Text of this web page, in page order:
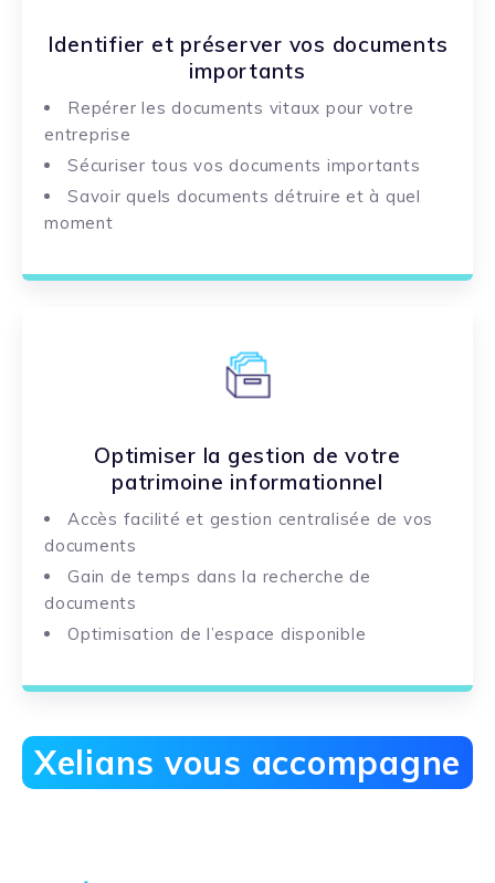
Identifier et préserver vos documents
importants
Repérer les documents vitaux pour votre
entreprise
Sécuriser tous vos documents importants
Savoir quels documents détruire et à quel
moment
Optimiser la gestion de votre
patrimoine informationnel
Accès facilité et gestion centralisée de vos
documents
Gain de temps dans la recherche de
documents
Optimisation de l’espace disponible
Xelians vous accompagne